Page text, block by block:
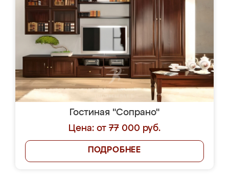
Гостиная "Сопрано"
Цена: от 77 000 руб.
ПОДРОБНЕЕ